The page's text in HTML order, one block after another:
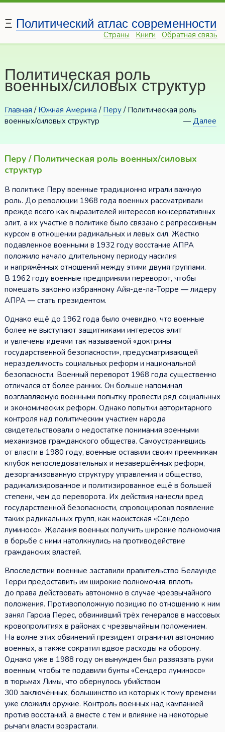
Ξ Политический атлас современности
Страны Книги Обратная связь
Политическая роль
военных/силовых структур
Главная / Южная Америка / Перу/ Политическая роль
военных/силовых структур
—Далее
Перу / Политическая роль военных/силовых
структур
В политике Перу военные традиционно играли важную
роль. До революции 1968 года военных рассматривали
прежде всего как выразителей интересов консервативных
элит, а их участие в политике было связано с репрессивным
курсом в отношении радикальных и левых сил. Жёстко
подавленное военными в 1932 году восстание АПРА
положило начало длительному периоду насилия
и напряжённых отношений между этими двумя группами.
В 1962 году военные предприняли переворот, чтобы
помешать законно избранному Айя-де-ла-Торре — лидеру
АПРА — стать президентом.
Однако ещё до 1962 года было очевидно, что военные
более не выступают защитниками интересов элит
и увлечены идеями так называемой «доктрины
государственной безопасности», предусматривающей
неразделимость социальных реформ и национальной
безопасности. Военный переворот 1968 года существенно
отличался от более ранних. Он больше напоминал
возглавляемую военными попытку провести ряд социальных
и экономических реформ. Однако попытки авторитарного
контроля над политическим участием народа
свидетельствовали о недостатке понимания военными
механизмов гражданского общества. Самоустранившись
от власти в 1980 году, военные оставили своим преемникам
клубок непоследовательных и незавершённых реформ,
дезорганизованную структуру управления и общество,
радикализированное и политизированное ещё в большей
степени, чем до переворота. Их действия нанесли вред
государственной безопасности, спровоцировав появление
таких радикальных групп, как маоистская «Сендеро
луминосо». Желания военных получить широкие полномочия
в борьбе с ними натолкнулись на противодействие
гражданских властей.
Впоследствии военные заставили правительство Белаунде
Терри предоставить им широкие полномочия, вплоть
до права действовать автономно в случае чрезвычайного
положения. Противоположную позицию по отношению к ним
занял Гарсиа Перес, обвинивший трёх генералов в массовых
кровопролитиях в районах с чрезвычайным положением.
На волне этих обвинений президент ограничил автономию
военных, а также сократил вдвое расходы на оборону.
Однако уже в 1988 году он вынужден был развязать руки
военным, чтобы те подавили бунты «Сендеро луминосо»
в тюрьмах Лимы, что обернулось убийством
300 заключённых, большинство из которых к тому времени
уже сложили оружие. Контроль военных над кампанией
против восстаний, а вместе с тем и влияние на некоторые
рычаги власти возрастали.